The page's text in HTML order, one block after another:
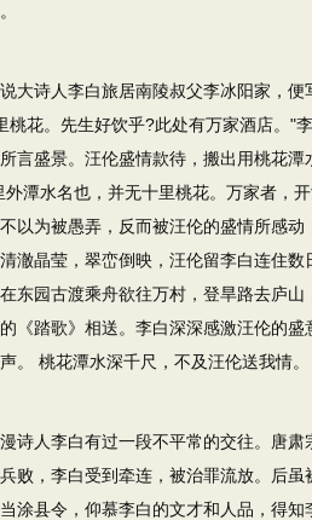
大诗人李白旅居南陵叔父李冰阳家，
桃花。先生好饮乎?此处有万家酒店。"
言盛景。汪伦盛情款待，搬出用桃花
潭水名也，并无十里桃花。万家者，
以为被愚弄，反而被汪伦的盛情所感
澈晶莹，翠峦倒映，汪伦留李白连住
东园古渡乘舟欲往万村，登旱路去庐
《踏歌》相送。李白深深感激汪伦的
。 桃花潭水深千尺，不及汪伦送我情。
诗人李白有过一段不平常的交往。唐肃
败，李白受到牵连，被治罪流放。后
涂县令，仰慕李白的文才和人品，得